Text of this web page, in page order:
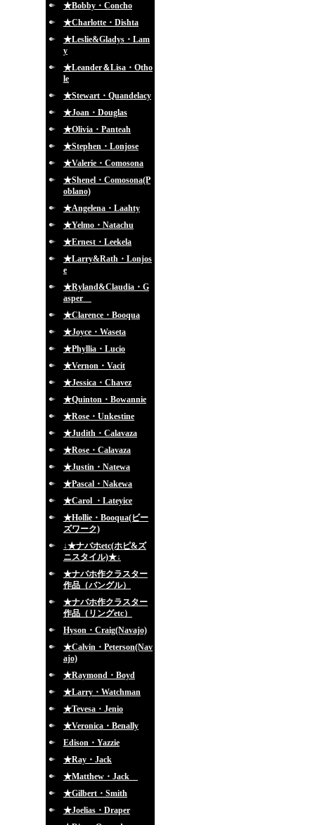
★Bobby・Concho
★Charlotte・Dishta
★Leslie&Gladys・Lam
y
★Leander＆Lisa・Otho
le
★Stewart・Quandelacy
★Joan・Douglas
★Olivia・Panteah
★Stephen・Lonjose
★Valerie・Comosona
★Shenel・Comosona(P
oblano)
★Angelena・Laahty
★Yelmo・Natachu
★Ernest・Leekela
★Larry&Rath・Lonjos
e
★Ryland&Claudia・G
asper
★Clarence・Booqua
★Joyce・Waseta
★Phyllia・Lucio
★Vernon・Vacit
★Jessica・Chavez
★Quinton・Bowannie
★Rose・Unkestine
★Judith・Calavaza
★Rose・Calavaza
★Justin・Natewa
★Pascal・Nakewa
★Carol ・Lateyice
★Hollie・Booqua(ビー
ズワーク)
↓★ナバホetc(ホピ&ズ
ニスタイル)★↓
★ナバホ作クラスター
作品（バングル）
★ナバホ作クラスター
作品（リングetc）
Hyson・Craig(Navajo)
★Calvin・Peterson(Nav
ajo)
★Raymond・Boyd
★Larry・Watchman
★Tevesa・Jenio
★Veronica・Benally
Edison・Yazzie
★Ray・Jack
★Matthew・Jack
★Gilbert・Smith
★Joelias・Draper